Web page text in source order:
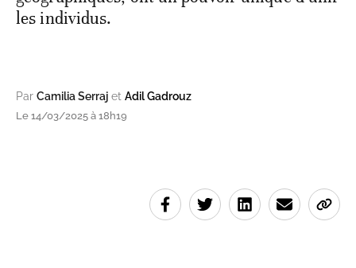
les individus.
Par Camilia Serraj et Adil Gadrouz
Le 14/03/2025 à 18h19